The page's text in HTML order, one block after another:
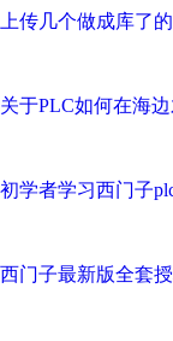
上传几个做成库了
关于PLC如何在海
初学者学习西门子
西门子最新版全套